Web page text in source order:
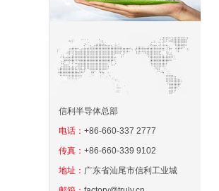
信利半导体总部
电话： +86-660-337 2777
传真： +86-660-339 9102
地址： 广东省汕尾市信利工业城